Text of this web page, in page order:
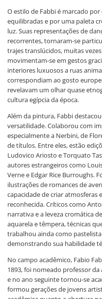
O estilo de Fabbi é marcado
equilibradas e por uma paleta
luz. Suas representações de
recorrentes, tornaram-se
trajes translúcidos, muitas
movimentam-se em gestos
interiores luxuosos a ruas
correspondiam ao gosto
revelavam um olhar quase
cultura egípcia da época.
Além da pintura, Fabbi
versatilidade. Colaborou com
especialmente a Nerbini, de
de títulos. Entre eles, estão
Ludovico Ariosto e Torquato
autores estrangeiros como
Verne e Edgar Rice Burroughs.
ilustrações de romances de
capacidade de criar atmosferas
reconhecida. Críticos como
narrativa e a leveza cromática
aquarela e têmpera, técnicas
trabalhou ainda como
demonstrando sua habilidade
No campo acadêmico, Fabio
1893, foi nomeado professor da
e no ano seguinte tornou-se
formou gerações de jovens